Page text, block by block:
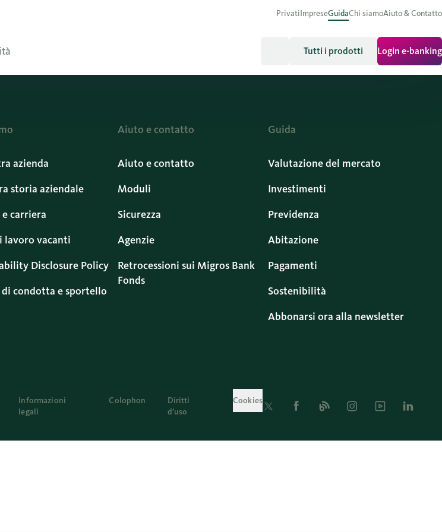
PrivatiImpreseGuidaChi siamoAiuto & Contatto
Tutti i prodotti Login e-banking
azienda
storia aziendale
carriera
lavoro vacanti
Disclosure Policy
di condotta e sportello
Aiuto e contatto
Aiuto e contatto
Moduli
Sicurezza
Agenzie
Retrocessioni sui Migros Bank
Fonds
Guida
Valutazione del mercato
Investimenti
Previdenza
Abitazione
Pagamenti
Sostenibilità
Abbonarsi ora alla newsletter
Informazioni
legali
Colophon
Diritti
d’uso
CookiesTwitter Facebook
Blog InstagramYoutubeLinkedin